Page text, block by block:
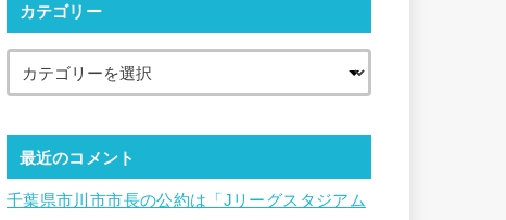
カテゴリー
最近のコメント
千葉県市川市市長の公約は「Jリーグスタジアム